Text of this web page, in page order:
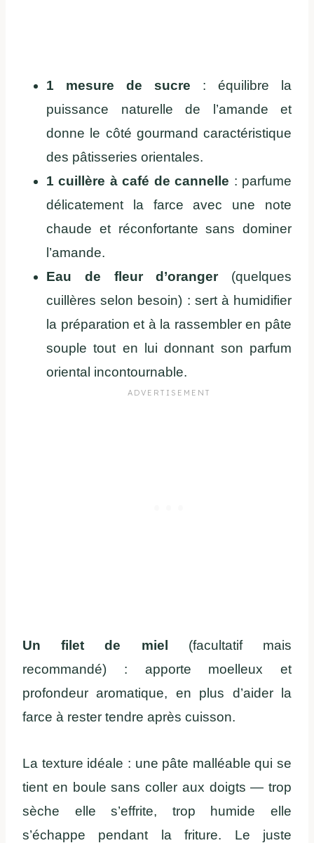
1 mesure de sucre : équilibre la
puissance naturelle de l’amande et
donne le côté gourmand caractéristique
des pâtisseries orientales.
1 cuillère à café de cannelle : parfume
délicatement la farce avec une note
chaude et réconfortante sans dominer
l’amande.
Eau de fleur d’oranger(quelques
cuillères selon besoin) : sert à humidifier
la préparation et à la rassembler en pâte
souple tout en lui donnant son parfum
oriental incontournable.
Un filet de miel
(facultatif mais
recommandé) : apporte moelleux et
profondeur aromatique, en plus d’aider la
farce à rester tendre après cuisson.
La texture idéale : une pâte malléable qui se
tient en boule sans coller aux doigts — trop
sèche elle s’effrite, trop humide elle
s’échappe pendant la friture. Le juste